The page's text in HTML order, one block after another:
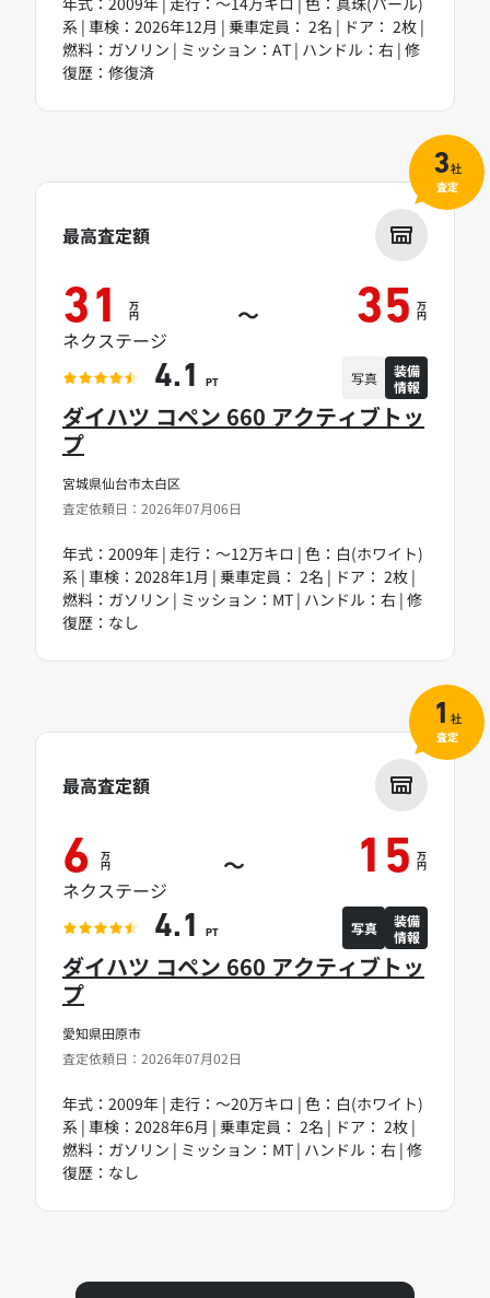
系 | 車検：2026年12月 | 乗車定員： 2名 | ドア： 2枚 |
燃料：ガソリン | ミッション：AT | ハンドル：右 | 修
復歴：修復済
宮城県仙台市太白区
査定依頼日：2026年07月06日
ダイハツ コペン 660 アクティブトッ
プ
年式：2009年 | 走行：～12万キロ | 色：白(ホワイト)
系 | 車検：2028年1月 | 乗車定員： 2名 | ドア： 2枚 |
燃料：ガソリン | ミッション：MT | ハンドル：右 | 修
復歴：なし
最高査定額
31 万
円 ～ 35 万
円
ネクステージ
4.1 PT 写真
装備
情報
3社
査定
愛知県田原市
査定依頼日：2026年07月02日
ダイハツ コペン 660 アクティブトッ
プ
年式：2009年 | 走行：～20万キロ | 色：白(ホワイト)
系 | 車検：2028年6月 | 乗車定員： 2名 | ドア： 2枚 |
燃料：ガソリン | ミッション：MT | ハンドル：右 | 修
復歴：なし
最高査定額
6 万
円 ～ 15 万
円
ネクステージ
4.1 PT 写真
装備
情報
1 社
査定